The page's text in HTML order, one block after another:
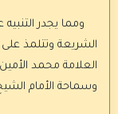
ومما يجدر
الشريعة وتتلمذ
العلامة محمد
وسماحة الأمام